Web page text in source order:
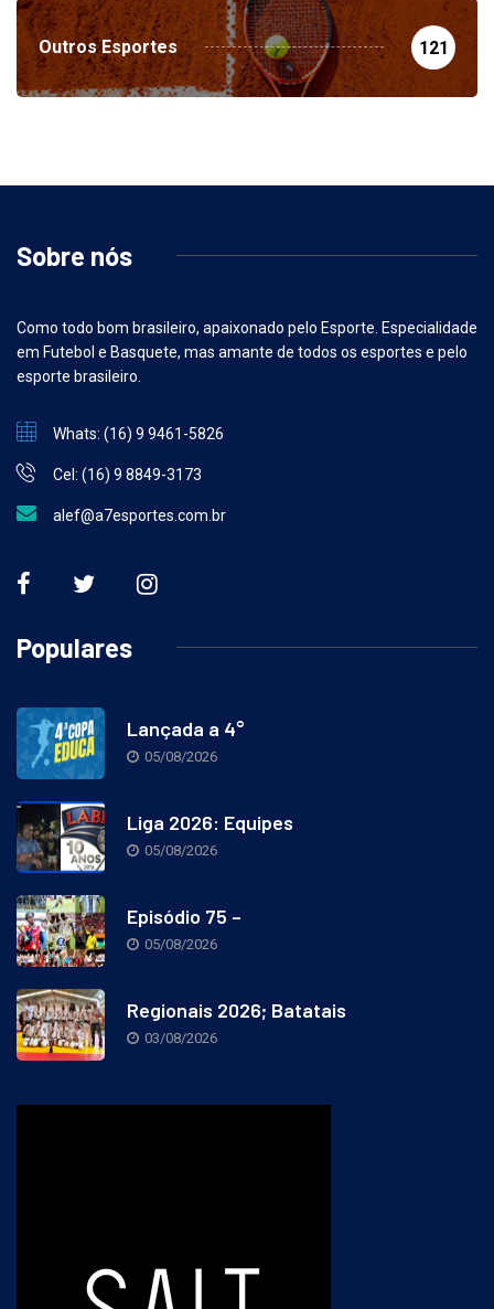
Outros Esportes 121
Sobre nós
Como todo bom brasileiro, apaixonado pelo Esporte. Especialidade
em Futebol e Basquete, mas amante de todos os esportes e pelo
esporte brasileiro.
Whats: (16) 9 9461-5826
Cel: (16) 9 8849-3173
alef@a7esportes.com.br
Populares
Lançada a 4°
05/08/2026
Liga 2026: Equipes
05/08/2026
Episódio 75 –
05/08/2026
Regionais 2026; Batatais
03/08/2026